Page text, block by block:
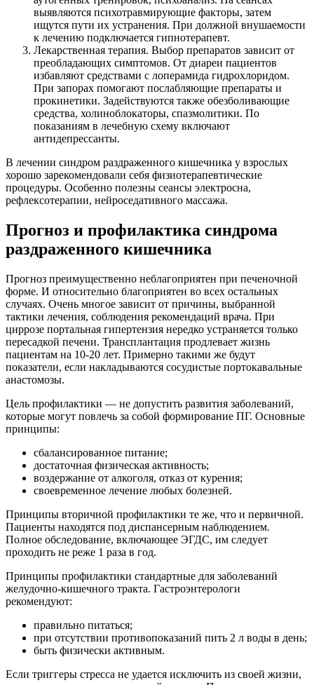
выявляются психотравмирующие факторы, затем
ищутся пути их устранения. При должной внушаемости
к лечению подключается гипнотерапевт.
Лекарственная терапия. Выбор препаратов зависит от
преобладающих симптомов. От диареи пациентов
избавляют средствами с лоперамида гидрохлоридом.
При запорах помогают послабляющие препараты и
прокинетики. Задействуются также обезболивающие
средства, холиноблокаторы, спазмолитики. По
показаниям в лечебную схему включают
антидепрессанты.
В лечении синдром раздраженного кишечника у взрослых
хорошо зарекомендовали себя физиотерапевтические
процедуры. Особенно полезны сеансы электросна,
рефлексотерапии, нейроседативного массажа.
Прогноз и профилактика синдрома
раздраженного кишечника
Прогноз преимущественно неблагоприятен при печеночной
форме. И относительно благоприятен во всех остальных
случаях. Очень многое зависит от причины, выбранной
тактики лечения, соблюдения рекомендаций врача. При
циррозе портальная гипертензия нередко устраняется только
пересадкой печени. Трансплантация продлевает жизнь
пациентам на 10-20 лет. Примерно такими же будут
показатели, если накладываются сосудистые портокавальные
анастомозы.
Цель профилактики — не допустить развития заболеваний,
которые могут повлечь за собой формирование ПГ. Основные
принципы:
сбалансированное питание;
достаточная физическая активность;
воздержание от алкоголя, отказ от курения;
своевременное лечение любых болезней.
Принципы вторичной профилактики те же, что и первичной.
Пациенты находятся под диспансерным наблюдением.
Полное обследование, включающее ЭГДС, им следует
проходить не реже 1 раза в год.
Принципы профилактики стандартные для заболеваний
желудочно-кишечного тракта. Гастроэнтерологи
рекомендуют:
правильно питаться;
при отсутствии противопоказаний пить 2 л воды в день;
быть физически активным.
Если триггеры стресса не удается исключить из своей жизни,